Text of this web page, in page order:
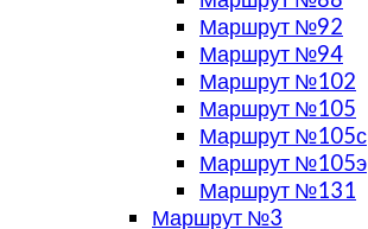
Маршрут №92
Маршрут №94
Маршрут №102
Маршрут №105
Маршрут №105с
Маршрут №105э
Маршрут №131
Маршрут №3